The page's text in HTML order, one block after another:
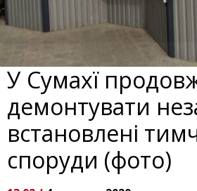
У Сумахї
демонтувати
встановлені
споруди (фото)